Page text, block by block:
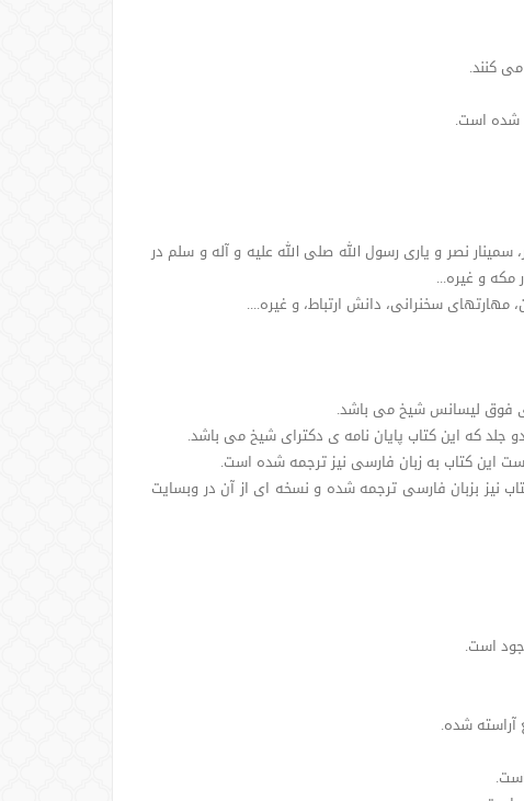
نصر و یاری رسول الله صلی الله علیه و آله و سلم در
مکه و غیره...
سخنرانی، دانش ارتباط، و غیره....
ی فوق لیسانس شیخ می باشد.
جلد که این کتاب پایان نامه ی دکترای شیخ می باشد.
آن بفروش رسیده و این کتاب نیز بزبان فارسی ترجمه شده و نسخه ای از آن در وبسایت
است.
آراسته شده.